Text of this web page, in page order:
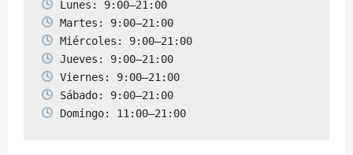
Domingo: 11:00–21:00